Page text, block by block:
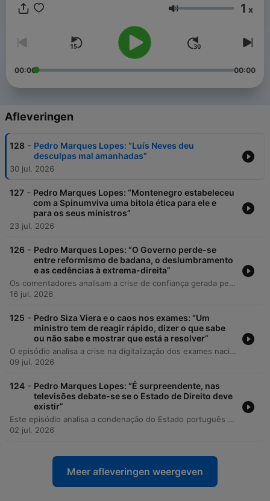
Volume 1 x
00:00 00:00
Afleveringen
128 - Pedro Marques Lopes: “Luís Neves deu
desculpas mal amanhadas”
30 jul. 2026
127 - Pedro Marques Lopes: “Montenegro estabeleceu
com a Spinumviva uma bitola ética para ele e
para os seus ministros”
23 jul. 2026
126 - Pedro Marques Lopes: “O Governo perde-se
entre reformismo de badana, o deslumbramento
e as cedências à extrema-direita”
Os comentadores analisam a crise de confiança gerada pela falha nos exames digitais e as implicações éticas e políticas do caso envolvendo o ministro Luís Neves. O debate explora o conceito de 'hiperpolítica' e critica a gestão do governo de Luís Montenegro, apontando a falta de resultados concretos, a ausência de uma mensagem política coerente e a concessão de temas vitais à agenda da extrema-direita. A discussão aborda ainda o impacto das crises geopolíticas na economia nacional e a fragilidade da governação perante a queda do índice de confiança dos consumidores. O episódio encerra com recomendações culturais, abrangendo cinema, música e literatura.
16 jul. 2026
125 - Pedro Siza Viera e o caos nos exames: “Um
ministro tem de reagir rápido, dizer o que sabe
ou não sabe e mostrar que está a resolver”
O episódio analisa a crise na digitalização dos exames nacionais e as falhas de gestão do Ministro da Educação, Fernando Alexandre, abordando a erosão da confiança nas instituições e o impacto emocional nas famílias portuguesas. O debate explora as repercussões políticas destas falhas e a importância da comunicação de crise. Em seguida, os interlocutores discutem a ascensão do populismo na Europa e nos EUA, analisando a retórica de 'perseguição pelo sistema' e a transformação da política num campo tribal e desportivo. O programa encerra com uma reflexão sobre a postura política de Luís Montenegro e recomendações culturais sobre a identidade dos Estados Unidos.
09 jul. 2026
124 - Pedro Marques Lopes: “É surpreendente, nas
televisões debate-se se o Estado de Direito deve
existir”
Este episódio analisa a condenação do Estado português por violação do segredo de justiça e as graves consequências desta prática para a presunção de inocência e o Estado de Direito. O debate estende-se à erosão da cultura democrática, abordando a ascensão do tribunal da opinião pública e os desafios da governação num cenário de polarização política e desigualdade económica. A discussão explora ainda o impacto das redes sociais na comunicação política, as adaptações necessárias face às alterações climáticas e as tensões internas na Igreja Católica. O episódio encerra com reflexões sobre diversidade cultural e o papel das diásporas no futebol mundial.
02 jul. 2026
Meer afleveringen weergeven